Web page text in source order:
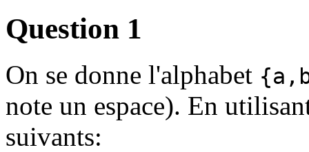
Question 1
On se donne l'alphabet
note un espace). En
suivants: